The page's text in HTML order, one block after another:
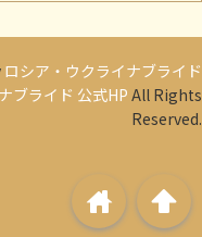
ロシア・ウクライナブライド
ブライド 公式HP All Rights
Reserved.
arrowup
home